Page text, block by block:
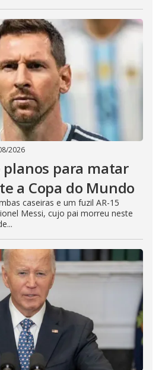
2026
planos para matar
a Copa do Mundo
caseiras e um fuzil AR-15
Messi, cujo pai morreu neste